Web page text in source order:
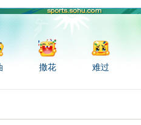
撒花 难过